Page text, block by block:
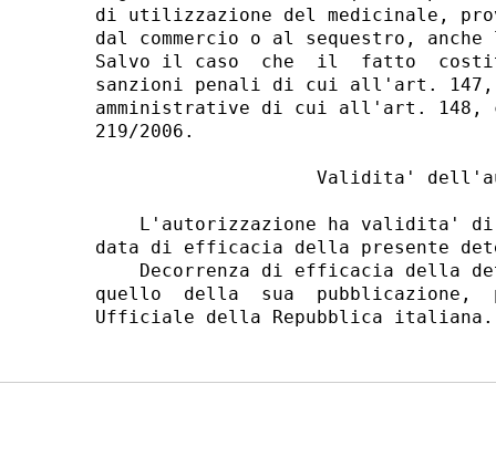
di utilizzazione del medicinale,
dal commercio o al sequestro,
Salvo il caso  che  il  fatto
sanzioni penali di cui all'art.
amministrative di cui all'art. 148,
219/2006.
Validita'
L'autorizzazione ha validita'
data di efficacia della presente
Decorrenza di efficacia della
quello  della  sua